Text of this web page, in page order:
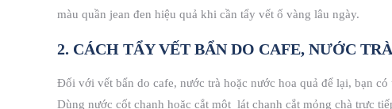
màu quần jean đen hiệu quả khi cần tẩy vết ố vàng lâu ngày.
2. CÁCH TẨY VẾT BẨN DO CAFE, NƯỚC TRÀ
Đối với vết bẩn do cafe, nước trà hoặc nước hoa quả để lại, bạn
Dùng nước cốt chanh hoặc cắt một lát chanh cắt mỏng chà trực